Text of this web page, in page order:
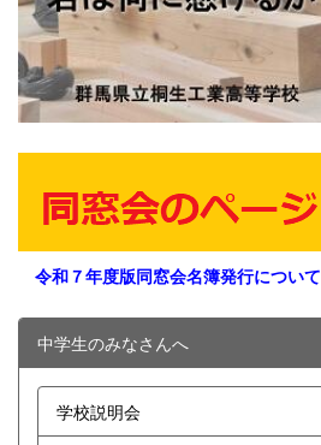
令和７年度版同窓会名簿発行について
中学生のみなさんへ
学校説明会